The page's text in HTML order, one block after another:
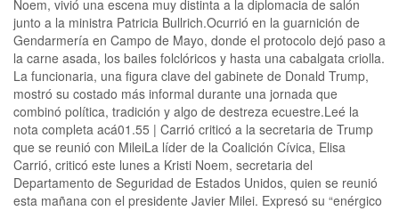
Noem, vivió una escena muy distinta a la diplomacia de salón
junto a la ministra Patricia Bullrich.Ocurrió en la guarnición de
Gendarmería en Campo de Mayo, donde el protocolo dejó paso a
la carne asada, los bailes folclóricos y hasta una cabalgata criolla.
La funcionaria, una figura clave del gabinete de Donald Trump,
mostró su costado más informal durante una jornada que
combinó política, tradición y algo de destreza ecuestre.Leé la
nota completa acá01.55 | Carrió criticó a la secretaria de Trump
que se reunió con MileiLa líder de la Coalición Cívica, Elisa
Carrió, criticó este lunes a Kristi Noem, secretaria del
Departamento de Seguridad de Estados Unidos, quien se reunió
esta mañana con el presidente Javier Milei. Expresó su “enérgico